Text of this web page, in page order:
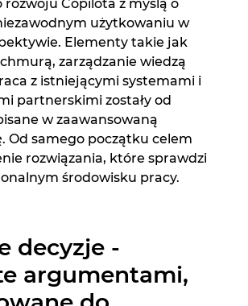
rozwoju Copilota z myślą o
użytkowaniu w
Elementy takie jak
zarządzanie wiedzą
z istniejącymi systemami i
partnerskimi zostały od
w zaawansowaną
Od samego początku celem
rozwiązania, które sprawdzi
środowisku pracy.
decyzje -
argumentami,